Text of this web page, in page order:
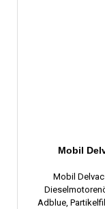
Mobil
Mobil Delvac
Adblue,